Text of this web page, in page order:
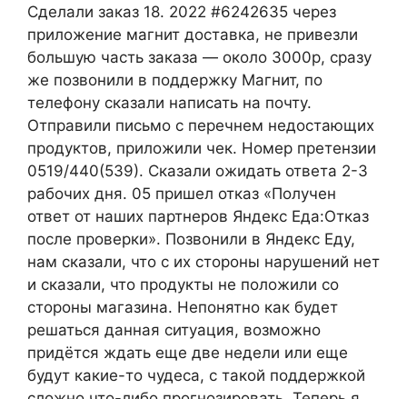
Сделали заказ 18. 2022 #6242635 через
приложение магнит доставка, не привезли
большую часть заказа — около 3000р, сразу
же позвонили в поддержку Магнит, по
телефону сказали написать на почту.
Отправили письмо с перечнем недостающих
продуктов, приложили чек. Номер претензии
0519/440(539). Сказали ожидать ответа 2-3
рабочих дня. 05 пришел отказ «Получен
ответ от наших партнеров Яндекс Еда:Отказ
после проверки». Позвонили в Яндекс Еду,
нам сказали, что с их стороны нарушений нет
и сказали, что продукты не положили со
стороны магазина. Непонятно как будет
решаться данная ситуация, возможно
придётся ждать еще две недели или еще
будут какие-то чудеса, с такой поддержкой